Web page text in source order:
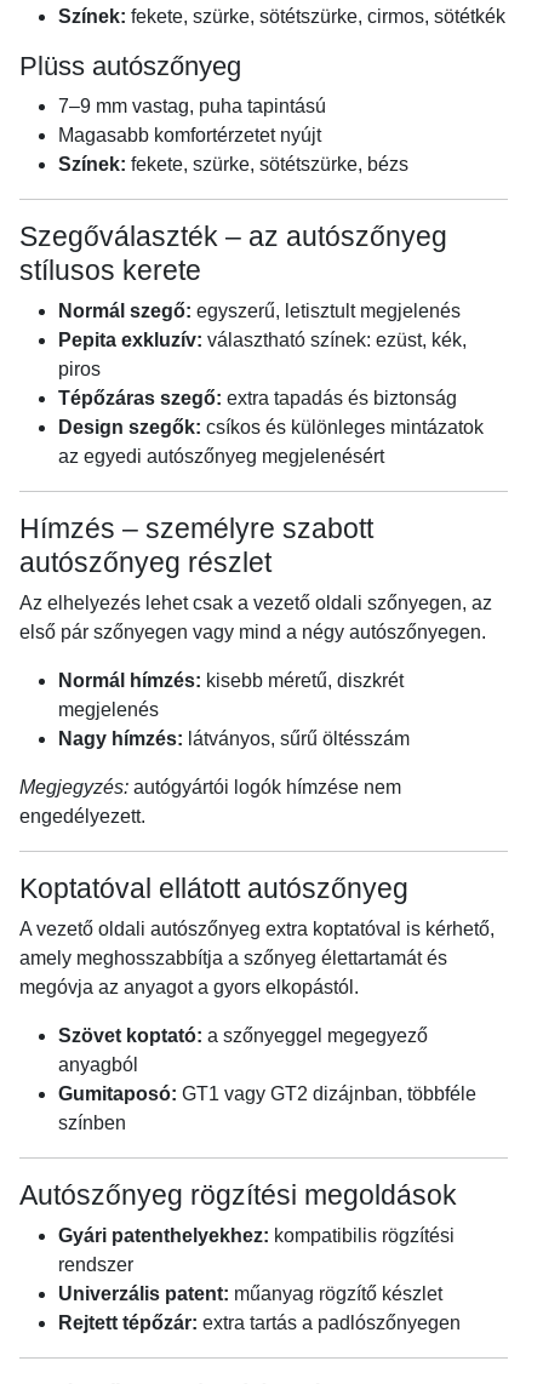
Színek: fekete, szürke, sötétszürke, cirmos, sötétkék
Plüss autószőnyeg
7–9 mm vastag, puha tapintású
Magasabb komfortérzetet nyújt
Színek: fekete, szürke, sötétszürke, bézs
Szegőválaszték – az autószőnyeg
stílusos kerete
Normál szegő: egyszerű, letisztult megjelenés
Pepita exkluzív: választható színek: ezüst, kék,
piros
Tépőzáras szegő: extra tapadás és biztonság
Design szegők: csíkos és különleges mintázatok
az egyedi autószőnyeg megjelenésért
Hímzés – személyre szabott
autószőnyeg részlet
Az elhelyezés lehet csak a vezető oldali szőnyegen, az
első pár szőnyegen vagy mind a négy autószőnyegen.
Normál hímzés: kisebb méretű, diszkrét
megjelenés
Nagy hímzés: látványos, sűrű öltésszám
Megjegyzés: autógyártói logók hímzése nem
engedélyezett.
Koptatóval ellátott autószőnyeg
A vezető oldali autószőnyeg extra koptatóval is kérhető,
amely meghosszabbítja a szőnyeg élettartamát és
megóvja az anyagot a gyors elkopástól.
Szövet koptató: a szőnyeggel megegyező
anyagból
Gumitaposó: GT1 vagy GT2 dizájnban, többféle
színben
Autószőnyeg rögzítési megoldások
Gyári patenthelyekhez: kompatibilis rögzítési
rendszer
Univerzális patent: műanyag rögzítő készlet
Rejtett tépőzár: extra tartás a padlószőnyegen